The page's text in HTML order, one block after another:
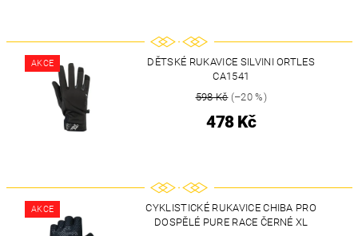
AKCE
DĚTSKÉ RUKAVICE SILVINI ORTLES
CA1541
598 Kč(–20 %)
478 Kč
AKCE
CYKLISTICKÉ RUKAVICE CHIBA PRO
DOSPĚLÉ PURE RACE ČERNÉ XL